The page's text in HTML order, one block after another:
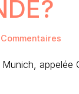
appelée